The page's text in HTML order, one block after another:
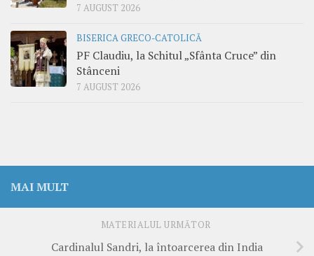
7 AUGUST 2026
BISERICA GRECO-CATOLICĂ
PF Claudiu, la Schitul „Sfânta Cruce” din
Stânceni
7 AUGUST 2026
MAI MULT
MATERIALUL URMĂTOR
Cardinalul Sandri, la întoarcerea din India